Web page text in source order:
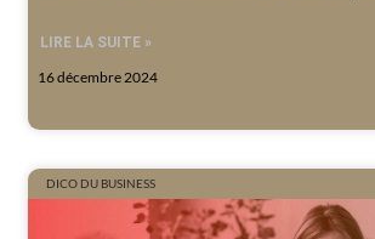
LIRE LA SUITE »
16 décembre 2024
DICO DU BUSINESS